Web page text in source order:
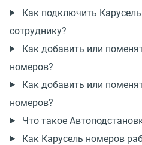
Как подключить
сотруднику?
Как добавить или
номеров?
Как добавить или
номеров?
Что такое
Как Карусель номеров